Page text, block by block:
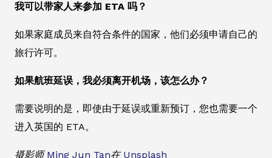
我可以带家人来参加 ETA 吗？
如果家庭成员来自符合条件的国家，他们必须申请自己的
旅行许可。
如果航班延误，我必须离开机场，该怎么办？
需要说明的是，即使由于延误或重新预订，您也需要一个
进入英国的 ETA。
摄影师Ming Jun Tan在 Unsplash